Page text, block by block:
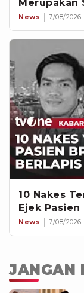
Merupakan
News 7/08/2026
10 Nakes
Ejek Pasien
News 7/08/2026
JANGAN